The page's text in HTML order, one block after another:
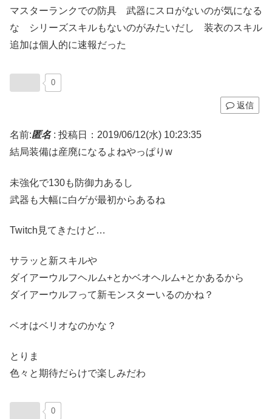
マスターランクでの防具 武器にスロがないのが気になる
な シリーズスキルもないのがみたいだし 装衣のスキル
追加は個人的に速報だった
0
返信
名前:匿名: 投稿日：2019/06/12(水) 10:23:35
結局装備は産廃になるよねやっぱりw
未強化で130も防御力あるし
武器も大幅に白ゲが最初からあるね
Twitch見てきたけど…
サラッと新スキルや
ダイアーウルフヘルム+とかベオヘルム+とかあるから
ダイアーウルフって新モンスターいるのかね？
ベオはベリオなのかな？
とりま
色々と期待だらけで楽しみだわ
0